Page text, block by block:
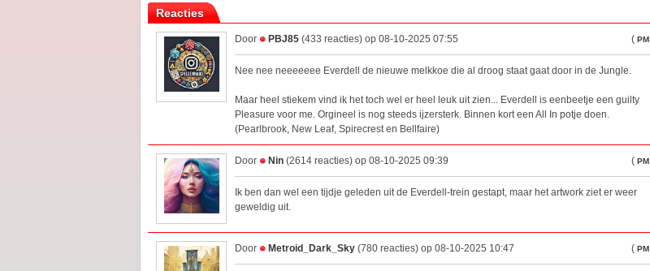
Reacties
Door PBJ85 (433 reacties) op 08-10-2025 07:55 ( PM
Nee nee neeeeeee Everdell de nieuwe melkkoe die al droog staat gaat door in de Jungle.
Maar heel stiekem vind ik het toch wel er heel leuk uit zien... Everdell is eenbeetje een guilty
Pleasure voor me. Orgineel is nog steeds ijzersterk. Binnen kort een All In potje doen.
(Pearlbrook, New Leaf, Spirecrest en Bellfaire)
Door Nin (2614 reacties) op 08-10-2025 09:39 ( PM
Ik ben dan wel een tijdje geleden uit de Everdell-trein gestapt, maar het artwork ziet er weer
geweldig uit.
Door Metroid_Dark_Sky (780 reacties) op 08-10-2025 10:47 ( PM